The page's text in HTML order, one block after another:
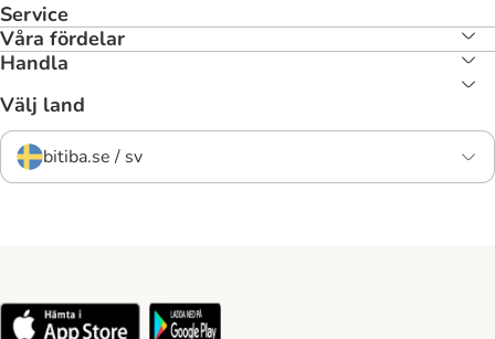
Service
Våra fördelar
Handla
Välj land
bitiba.se / sv